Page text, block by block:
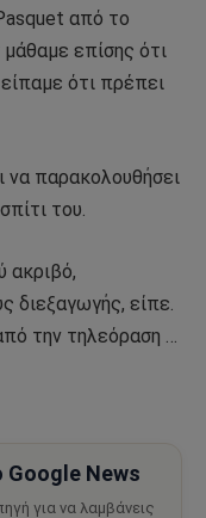
από το
επίσης ότι
ότι πρέπει
να παρακολουθήσει
του.
ακριβό,
διεξαγωγής, είπε.
την τηλεόραση …
Google News
για να λαμβάνεις